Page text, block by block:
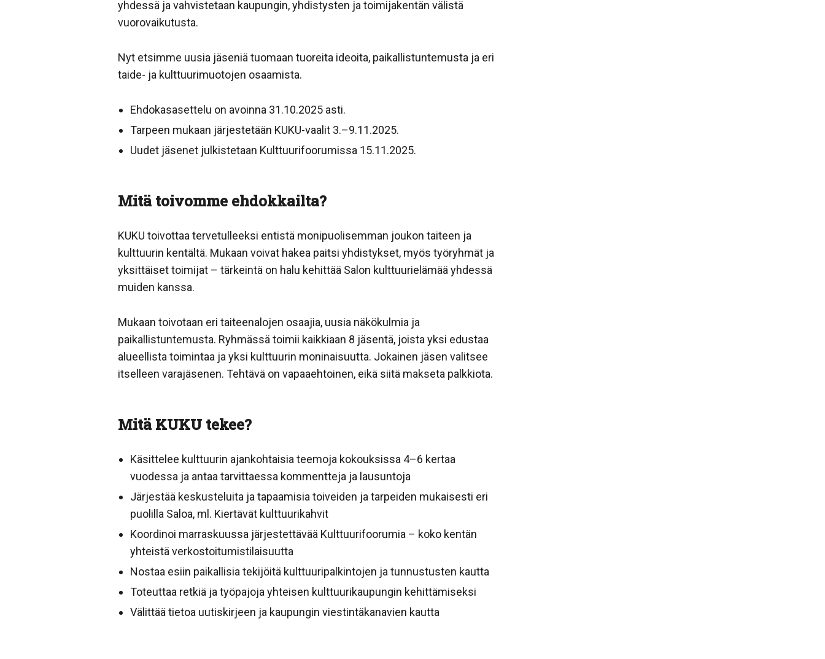
yhdessä ja vahvistetaan kaupungin, yhdistysten ja toimijakentän välistä
vuorovaikutusta.
Nyt etsimme uusia jäseniä tuomaan tuoreita ideoita, paikallistuntemusta ja eri
taide- ja kulttuurimuotojen osaamista.
Ehdokasasettelu on avoinna 31.10.2025 asti.
Tarpeen mukaan järjestetään KUKU-vaalit 3.–9.11.2025.
Uudet jäsenet julkistetaan Kulttuurifoorumissa 15.11.2025.
Mitä toivomme ehdokkailta?
KUKU toivottaa tervetulleeksi entistä monipuolisemman joukon taiteen ja
kulttuurin kentältä. Mukaan voivat hakea paitsi yhdistykset, myös työryhmät ja
yksittäiset toimijat – tärkeintä on halu kehittää Salon kulttuurielämää yhdessä
muiden kanssa.
Mukaan toivotaan eri taiteenalojen osaajia, uusia näkökulmia ja
paikallistuntemusta. Ryhmässä toimii kaikkiaan 8 jäsentä, joista yksi edustaa
alueellista toimintaa ja yksi kulttuurin moninaisuutta. Jokainen jäsen valitsee
itselleen varajäsenen. Tehtävä on vapaaehtoinen, eikä siitä makseta palkkiota.
Mitä KUKU tekee?
Käsittelee kulttuurin ajankohtaisia teemoja kokouksissa 4–6 kertaa
vuodessa ja antaa tarvittaessa kommentteja ja lausuntoja
Järjestää keskusteluita ja tapaamisia toiveiden ja tarpeiden mukaisesti eri
puolilla Saloa, ml. Kiertävät kulttuurikahvit
Koordinoi marraskuussa järjestettävää Kulttuurifoorumia – koko kentän
yhteistä verkostoitumistilaisuutta
Nostaa esiin paikallisia tekijöitä kulttuuripalkintojen ja tunnustusten kautta
Toteuttaa retkiä ja työpajoja yhteisen kulttuurikaupungin kehittämiseksi
Välittää tietoa uutiskirjeen ja kaupungin viestintäkanavien kautta